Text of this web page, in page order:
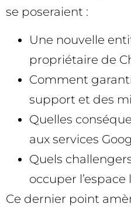
se poseraient :
Une nouvelle
propriétaire de
Comment
support et des
Quelles
aux services
Quels
occuper l’espace
Ce dernier point